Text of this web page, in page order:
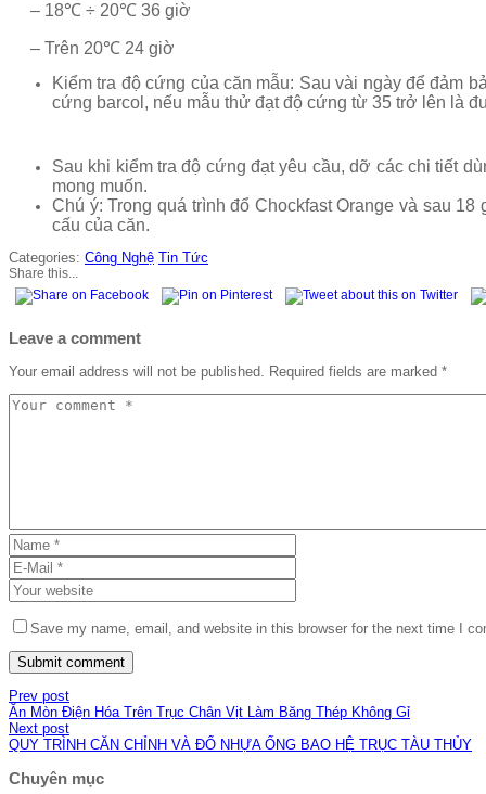
– 18℃ ÷ 20℃ 36 giờ
– Trên 20℃ 24 giờ
Kiểm tra độ cứng của căn mẫu: Sau vài ngày để đảm
cứng barcol, nếu mẫu thử đạt độ cứng từ 35 trở lên là
Sau khi kiểm tra độ cứng đạt yêu cầu, dỡ các chi tiết
mong muốn.
Chú ý: Trong quá trình đổ Chockfast Orange và sau
cấu của căn.
Categories: Công Nghệ Tin Tức
Share this...
Leave a comment
Your email address will not be published. Required fields are marked *
Save my name, email, and website in this browser for the next time I
Prev post
Ăn Mòn Điện Hóa Trên Trục Chân Vịt Làm Băng Thép Không Gỉ
Next post
QUY TRÌNH CĂN CHỈNH VÀ ĐỔ NHỰA ỐNG BAO HỆ TRỤC TÀU THỦY
Chuyên mục